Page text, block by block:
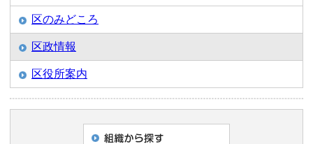
区のみどころ
区政情報
区役所案内